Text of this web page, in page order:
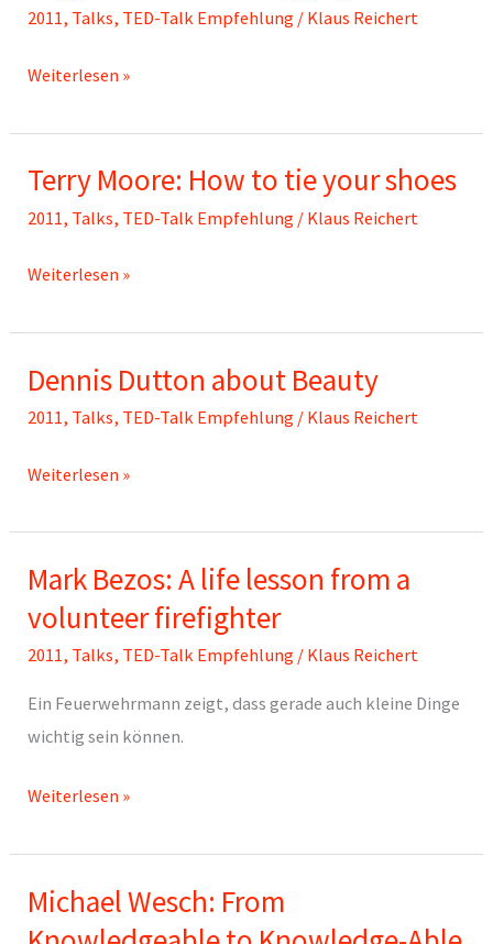
2011, Talks, TED-Talk Empfehlung / Klaus Reichert
Roger
Remaking
my
Weiterlesen »
Terry Moore: How to tie your shoes
2011, Talks, TED-Talk Empfehlung / Klaus Reichert
Terry
How
to
shoes
Weiterlesen »
Dennis Dutton about Beauty
2011, Talks, TED-Talk Empfehlung / Klaus Reichert
Dennis
about
Beauty
Weiterlesen »
Mark Bezos: A life lesson from a
volunteer firefighter
2011, Talks, TED-Talk Empfehlung / Klaus Reichert
Ein Feuerwehrmann zeigt, dass gerade auch kleine Dinge
wichtig sein können.
Mark
A
life
lesson
Weiterlesen »
Michael Wesch: From